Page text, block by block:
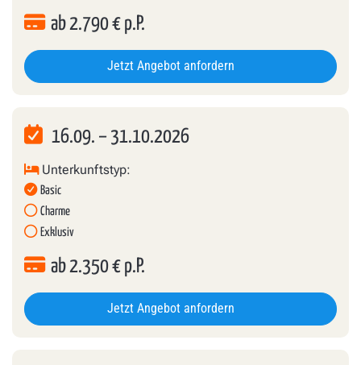
ab2.790€ p.P.
Jetzt Angebot anfordern
16.09. – 31.10.2026
Unterkunftstyp:
Basic
Charme
Exklusiv
ab2.350€ p.P.
Jetzt Angebot anfordern